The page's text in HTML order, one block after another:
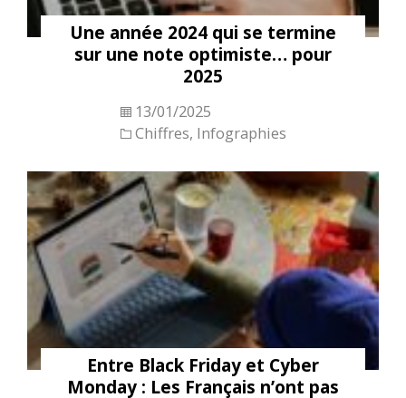
Une année 2024 qui se termine
sur une note optimiste… pour
2025
13/01/2025
Chiffres, Infographies
Entre Black Friday et Cyber
Monday : Les Français n’ont pas